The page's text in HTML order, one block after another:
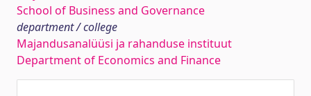
School of Business and Governance
department / college
Majandusanalüüsi ja rahanduse instituut
Department of Economics and Finance